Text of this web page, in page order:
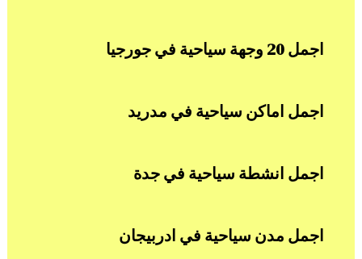
اجمل 20 وجهة سياحية في جورجيا
اجمل اماكن سياحية في مدريد
اجمل انشطة سياحية في جدة
اجمل مدن سياحية في ادربيجان